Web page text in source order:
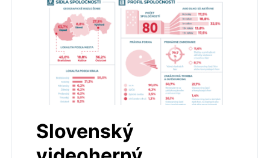
Slovenský